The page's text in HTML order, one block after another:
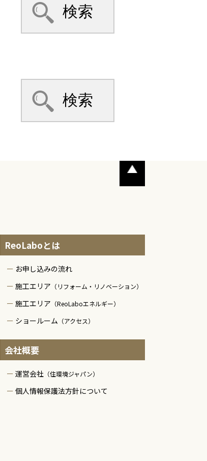
ReoLaboとは
お申し込みの流れ
施工エリア （リフォーム・リノベーション）
施工エリア （ReoLaboエネルギー）
ショールーム （アクセス）
会社概要
運営会社 （住環境ジャパン）
個人情報保護法方針について